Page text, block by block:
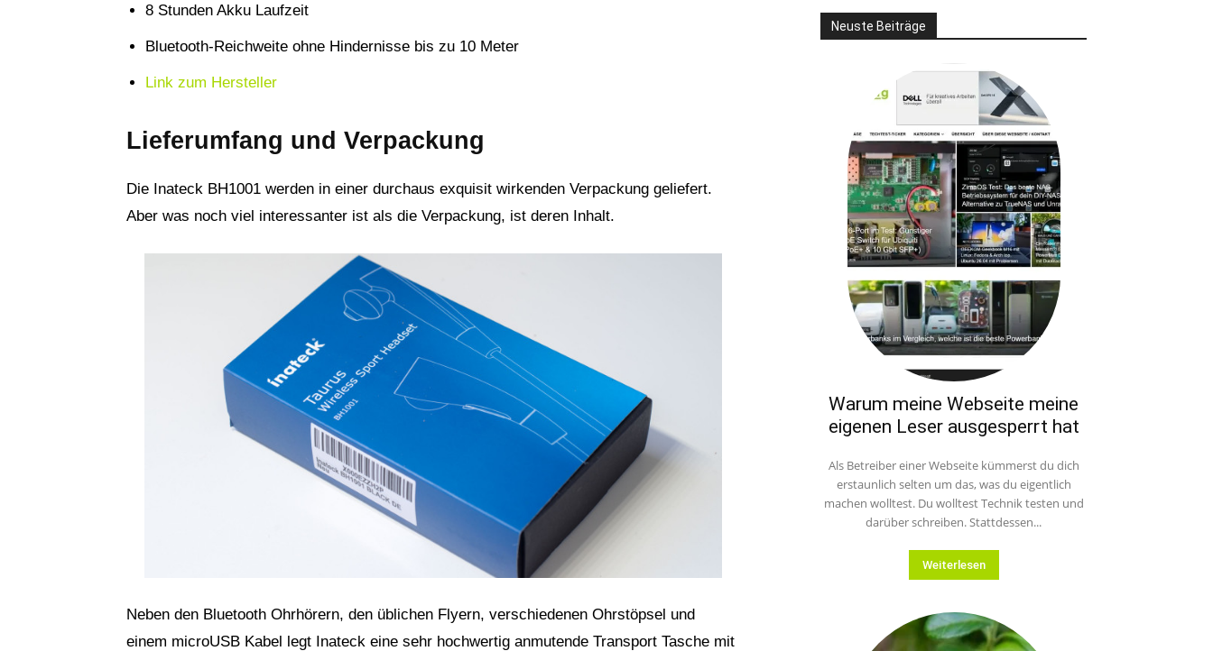
8 Stunden Akku Laufzeit
Bluetooth-Reichweite ohne Hindernisse bis zu 10 Meter
Link zum Hersteller
Lieferumfang und Verpackung
Die Inateck BH1001 werden in einer durchaus exquisit wirkenden Verpackung geliefert.
Aber was noch viel interessanter ist als die Verpackung, ist deren Inhalt.
Neben den Bluetooth Ohrhörern, den üblichen Flyern, verschiedenen Ohrstöpsel und
einem microUSB Kabel legt Inateck eine sehr hochwertig anmutende Transport Tasche mit
Neuste Beiträge
Warum meine Webseite meine
eigenen Leser ausgesperrt hat
Als Betreiber einer Webseite kümmerst du dich
erstaunlich selten um das, was du eigentlich
machen wolltest. Du wolltest Technik testen und
darüber schreiben. Stattdessen...
Weiterlesen